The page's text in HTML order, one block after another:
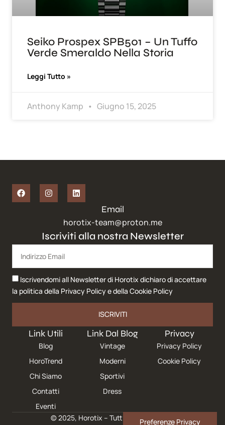
Seiko Prospex SPB501 – Un Tuffo
Verde Smeraldo Nella Storia
Leggi Tutto »
Anthony Kamp Giugno 15, 2025
Link Utili
Blog
HoroTrend
Chi Siamo
Contatti
Eventi
Link Dal Blog
Vintage
Moderni
Sportivi
Dress
Privacy
Privacy Policy
Cookie Policy
Iscriviti alla nostra Newsletter
Iscrivendomi all Newsletter di Horotix dichiaro di accettare
la politica della Privacy Policye della Cookie Policy
ISCRIVITI
Email
horotix-team@proton.me
© 2025, Horotix – Tutti i diritti riservati.